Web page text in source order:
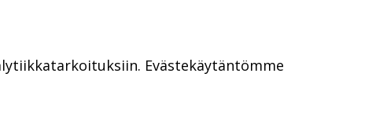
Civil Society
Evästekäytäntömme